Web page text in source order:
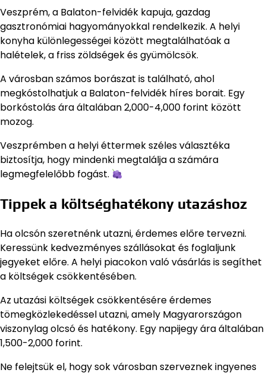
Veszprém, a Balaton-felvidék kapuja, gazdag
gasztronómiai hagyományokkal rendelkezik. A helyi
konyha különlegességei között megtalálhatóak a
halételek, a friss zöldségek és gyümölcsök.
A városban számos borászat is található, ahol
megkóstolhatjuk a Balaton-felvidék híres borait. Egy
borkóstolás ára általában 2,000-4,000 forint között
mozog.
Veszprémben a helyi éttermek széles választéka
biztosítja, hogy mindenki megtalálja a számára
legmegfelelőbb fogást.
Tippek a költséghatékony utazáshoz
Ha olcsón szeretnénk utazni, érdemes előre tervezni.
Keressünk kedvezményes szállásokat és foglaljunk
jegyeket előre. A helyi piacokon való vásárlás is segíthet
a költségek csökkentésében.
Az utazási költségek csökkentésére érdemes
tömegközlekedéssel utazni, amely Magyarországon
viszonylag olcsó és hatékony. Egy napijegy ára általában
1,500-2,000 forint.
Ne felejtsük el, hogy sok városban szerveznek ingyenes